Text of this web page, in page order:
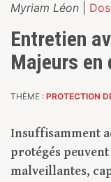
Myriam Léon
Entretien
Majeurs en
THÈME : PROTECTION
Insuffisamment
protégés
malveillantes,